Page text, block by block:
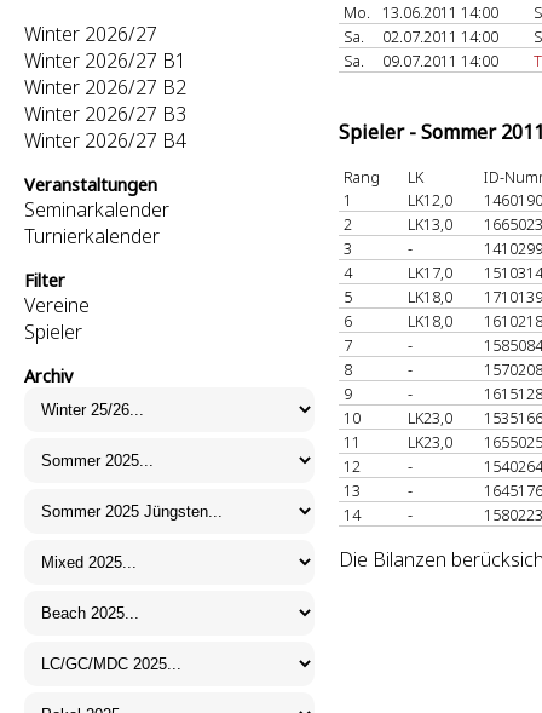
Winter 2026/27
Winter 2026/27 B1
Winter 2026/27 B2
Winter 2026/27 B3
Winter 2026/27 B4
Veranstaltungen
Seminarkalender
Turnierkalender
Filter
Vereine
Spieler
Archiv
Mo.
13.06.2011 14:00
Sa.
02.07.2011 14:00
Sa.
09.07.2011 14:00
Spieler - Sommer
Rang LK
ID-
1
LK12,0
2
LK13,0
3
-
4
LK17,0
5
LK18,0
6
LK18,0
7
-
8
-
9
-
10
LK23,0
11
LK23,0
12
-
13
-
14
-
Die Bilanzen